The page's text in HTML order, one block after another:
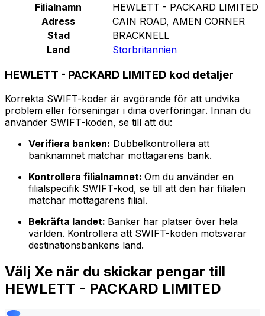
Filialnamn
HEWLETT - PACKARD LIMITED
Adress
CAIN ROAD, AMEN CORNER
Stad
BRACKNELL
Land
Storbritannien
HEWLETT - PACKARD LIMITED kod detaljer
Korrekta SWIFT-koder är avgörande för att undvika
problem eller förseningar i dina överföringar. Innan du
använder SWIFT-koden, se till att du:
Verifiera banken: Dubbelkontrollera att
banknamnet matchar mottagarens bank.
Kontrollera filialnamnet: Om du använder en
filialspecifik SWIFT-kod, se till att den här filialen
matchar mottagarens filial.
Bekräfta landet: Banker har platser över hela
världen. Kontrollera att SWIFT-koden motsvarar
destinationsbankens land.
Välj Xe när du skickar pengar till
HEWLETT - PACKARD LIMITED